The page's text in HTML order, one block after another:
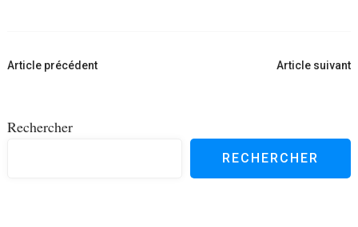
Navigation
Article précédent Article suivant
Rechercher
RECHERCHER